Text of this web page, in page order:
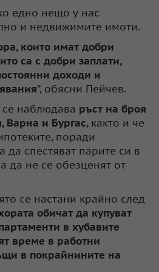
едно нещо у нас
и недвижимите имоти.
които имат добри
са с добри заплати,
доходи и
”, обясни Пейчев.
се наблюдава ръст на броя
Варна и Бургас, както и че
поради
да спестяват парите си в
да не се обезценят от
се настани крайно след
обичат да купуват
в хубавите
време в работни
в покрайнините на